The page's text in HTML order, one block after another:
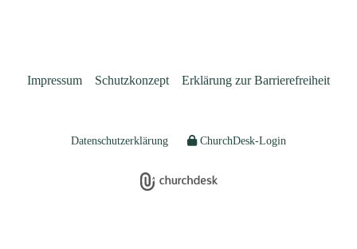
Impressum Schutzkonzept Erklärung zur Barrierefreiheit
Datenschutzerklärung ChurchDesk-Login